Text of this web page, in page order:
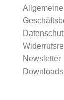
Allgemeine
Newsletter
Downloads